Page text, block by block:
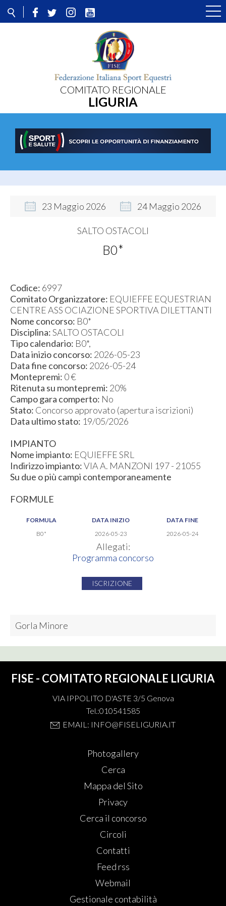
COMITATO REGIONALE
LIGURIA
23 Maggio 2026 24 Maggio 2026
B0*
Codice: 6997
Comitato Organizzatore: EQUIEFFE EQUESTRIAN
CENTRE ASS OCIAZIONE SPORTIVA DILETTANTI
Nome concorso: B0*
Disciplina:SALTO OSTACOLI
Tipo calendario: B0*,
Data inizio concorso: 2026-05-23
Data fine concorso: 2026-05-24
Montepremi: 0 €
Ritenuta su montepremi: 20%
Campo gara comperto: No
Stato: Concorso approvato (apertura iscrizioni)
Data ultimo stato: 19/05/2026
IMPIANTO
Nome impianto: EQUIEFFE SRL
Indirizzo impianto:VIA A. MANZONI 197 - 21055
Su due o più campi contemporaneamente
FORMULE
FORMULA DATA INIZIO
DATA FINE
B0*
2026-05-23 2026-05-24
Allegati:
Programma concorso
ISCRIZIONE
SALTO OSTACOLI
Gorla Minore
FISE - COMITATO REGIONALE LIGURIA
VIA IPPOLITO D'ASTE 3/5 Genova
Tel.:010541585
EMAIL: INFO@FISELIGURIA.IT
Photogallery
Cerca
Mappa del Sito
Privacy
Cerca il concorso
Circoli
Contatti
Feed rss
Webmail
Gestionale contabilità